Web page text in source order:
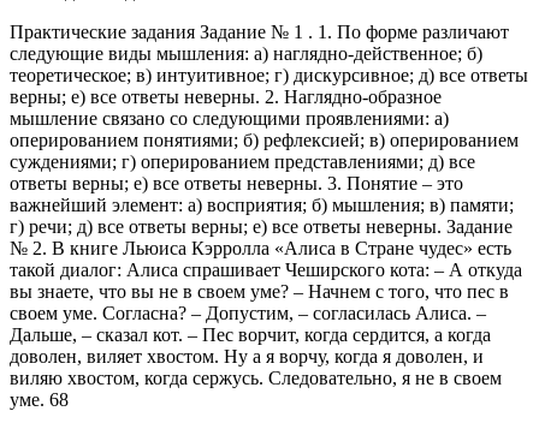
Практические задания Задание № 1 . 1. По форме различают
следующие виды мышления: а) наглядно-действенное; б)
теоретическое; в) интуитивное; г) дискурсивное; д) все ответы
верны; е) все ответы неверны. 2. Наглядно-образное
мышление связано со следующими проявлениями: а)
оперированием понятиями; б) рефлексией; в) оперированием
суждениями; г) оперированием представлениями; д) все
ответы верны; е) все ответы неверны. 3. Понятие – это
важнейший элемент: а) восприятия; б) мышления; в) памяти;
г) речи; д) все ответы верны; е) все ответы неверны. Задание
№ 2. В книге Льюиса Кэрролла «Алиса в Стране чудес» есть
такой диалог: Алиса спрашивает Чеширского кота: – А откуда
вы знаете, что вы не в своем уме? – Начнем с того, что пес в
своем уме. Согласна? – Допустим, – согласилась Алиса. –
Дальше, – сказал кот. – Пес ворчит, когда сердится, а когда
доволен, виляет хвостом. Ну а я ворчу, когда я доволен, и
виляю хвостом, когда сержусь. Следовательно, я не в своем
уме. 68